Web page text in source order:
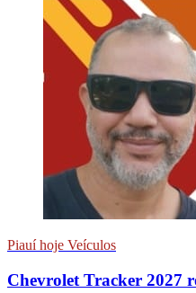
Piauí hoje Veículos
Chevrolet Tracker 2027